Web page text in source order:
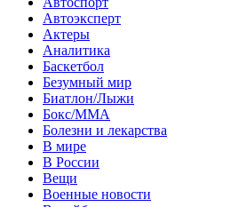
Автоэксперт
Актеры
Аналитика
Баскетбол
Безумный мир
Биатлон/Лыжи
Бокс/MMA
Болезни и лекарства
В мире
В России
Вещи
Военные новости